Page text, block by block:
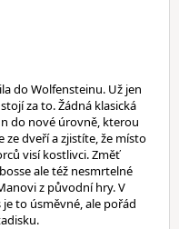
do Wolfensteinu. Už jen
za to. Žádná klasická
do nové úrovně, kterou
ze dveří a zjistíte, že místo
visí kostlivci. Změť
ale též nesmrtelné
z původní hry. V
to úsměvné, ale pořád